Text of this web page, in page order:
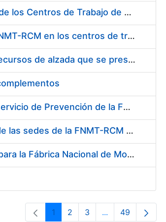
Suministro de Protectores Auditivos a medida para las personas trabajadoras de los Centros de Trabajo de Madrid y Burgos
Suministro de gafas graduadas antiproyecciones para los trabajadores de la FNMT-RCM en los centros de trabajo de Madrid y Burgos
Servicios de una empresa externa para el asesoramiento y resolución de los recursos de alzada que se presentan relacionados con procesos de selección para la FNMT-RCM
Servicio de Calibración y Verificación Externa de los Equipos de Medición del Servicio de Prevención de la FNMT-RCM
Conexión mediante Fibra Óptica de los Centros de Proceso de Datos (CPDs) de las sedes de la FNMT-RCM de Burgos y Madrid
Contratación de acuerdo marco para el Suministro de Material de Electricidad para la Fábrica Nacional de Moneda y Timbre-Real Casa de la Moneda en su centro de trabajo de Burgos
Page
1 Page
2 Page
3 ...Intermediate
Page
49